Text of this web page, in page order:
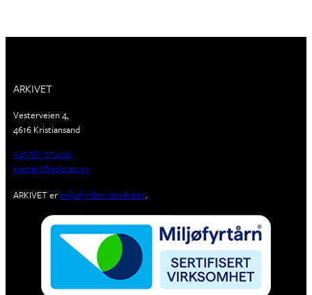
ARKIVET
Vesterveien 4,
4616 Kristiansand
+47 381 07 400
kontakt@arkivet.no
ARKIVET er miljøfyrtårn-sertifisert.